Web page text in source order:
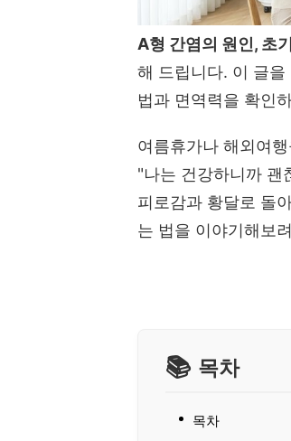
A형 간염의 원인, 초
해 드립니다. 이 글
법과 면역력을 확인
여름휴가나 해외여
"나는 건강하니까 괜
피로감과 황달로 돌
는 법을 이야기해보
목차
목차